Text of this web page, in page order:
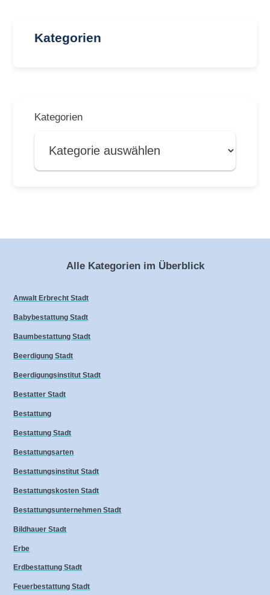
Kategorien
Kategorien
Alle Kategorien im Überblick
Anwalt Erbrecht Stadt
Babybestattung Stadt
Baumbestattung Stadt
Beerdigung Stadt
Beerdigungsinstitut Stadt
Bestatter Stadt
Bestattung
Bestattung Stadt
Bestattungsarten
Bestattungsinstitut Stadt
Bestattungskosten Stadt
Bestattungsunternehmen Stadt
Bildhauer Stadt
Erbe
Erdbestattung Stadt
Feuerbestattung Stadt